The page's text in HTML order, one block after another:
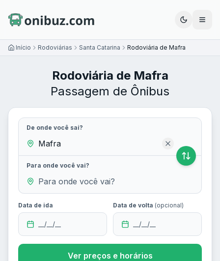
Abrir
Início Rodoviárias Santa Catarina Rodoviária de Mafra
Rodoviária de Mafra
Passagem de Ônibus
De onde você sai?
Para onde você vai?
Data de ida
__/__/__
Data de volta (opcional)
__/__/__
Ver preços e horários